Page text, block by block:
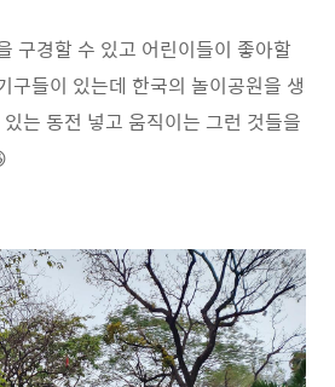
구경할 수 있고 어린이들이 좋아할
구들이 있는데 한국의 놀이공원을 생
는 동전 넣고 움직이는 그런 것들을